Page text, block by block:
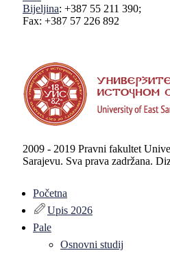
Bijeljina: +387 55 211 390;
Fax: +387 57 226 892
2009 - 2019 Pravni fakultet
Sarajevu. Sva prava zadržana.
Početna
Upis 2026
Pale
Osnovni studij